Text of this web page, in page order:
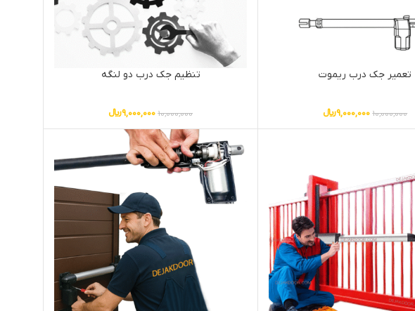
تعمیر جک درب ریموت
10,000,000
9,000,000﷼
تنظیم جک درب دو لنگه
10,000,000
9,000,000﷼